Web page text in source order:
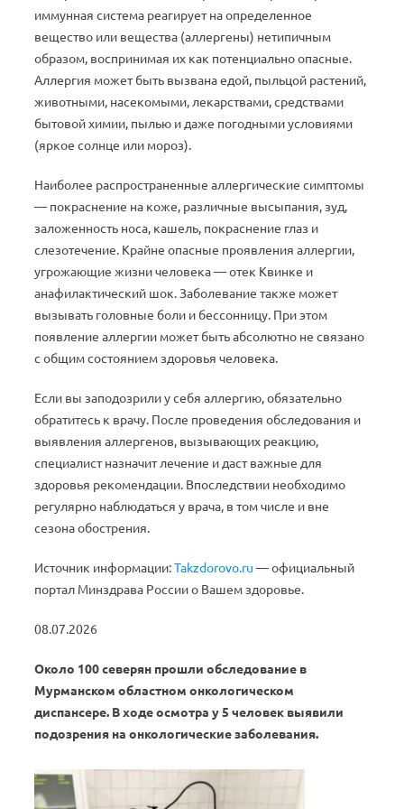
иммунная система реагирует на определенное
вещество или вещества (аллергены) нетипичным
образом, воспринимая их как потенциально опасные.
Аллергия может быть вызвана едой, пыльцой растений,
животными, насекомыми, лекарствами, средствами
бытовой химии, пылью и даже погодными условиями
(яркое солнце или мороз).
Наиболее распространенные аллергические симптомы
— покраснение на коже, различные высыпания, зуд,
заложенность носа, кашель, покраснение глаз и
слезотечение. Крайне опасные проявления аллергии,
угрожающие жизни человека — отек Квинке и
анафилактический шок. Заболевание также может
вызывать головные боли и бессонницу. При этом
появление аллергии может быть абсолютно не связано
с общим состоянием здоровья человека.
Если вы заподозрили у себя аллергию, обязательно
обратитесь к врачу. После проведения обследования и
выявления аллергенов, вызывающих реакцию,
специалист назначит лечение и даст важные для
здоровья рекомендации. Впоследствии необходимо
регулярно наблюдаться у врача, в том числе и вне
сезона обострения.
Источник информации:Takzdorovo.ru — официальный
портал Минздрава России о Вашем здоровье.
08.07.2026
Около 100 северян прошли обследование в
Мурманском областном онкологическом
диспансере. В ходе осмотра у 5 человек выявили
подозрения на онкологические заболевания.